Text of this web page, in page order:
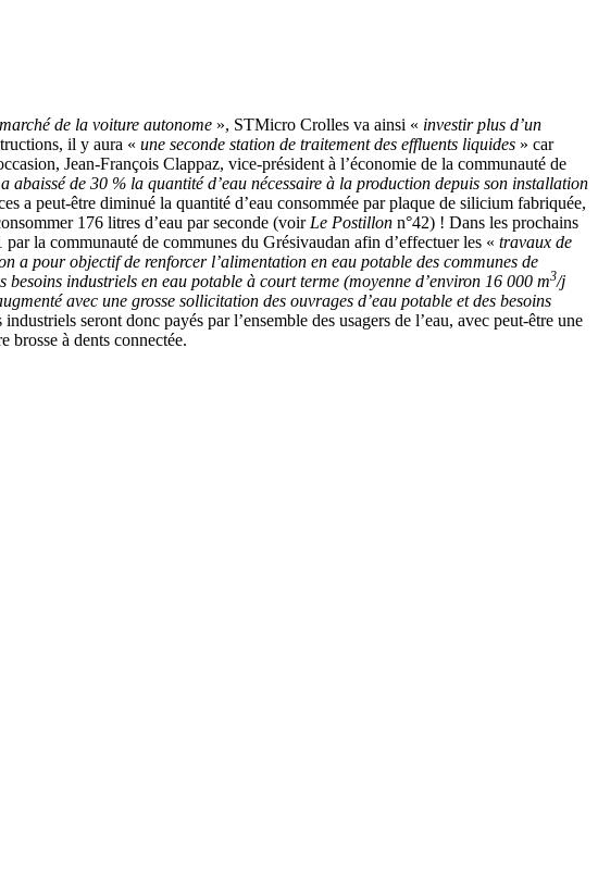
de la voiture autonome », STMicro Crolles va ainsi « investir plus d’un
il y aura « une seconde station de traitement des effluents liquides » car
Jean-François Clappaz, vice-président à l’économie de la communauté de
abaissé de 30 % la quantité d’eau nécessaire à la production depuis son installation
a peut-être diminué la quantité d’eau consommée par plaque de silicium fabriquée,
176 litres d’eau par seconde (voir Le Postillon n°42) ! Dans les prochains
la communauté de communes du Grésivaudan afin d’effectuer les « travaux de
a pour objectif de renforcer l’alimentation en eau potable des communes de
industriels en eau potable à court terme (moyenne d’environ 16 000 m3/j
avec une grosse sollicitation des ouvrages d’eau potable et des besoins
seront donc payés par l’ensemble des usagers de l’eau, avec peut-être une
à dents connectée.